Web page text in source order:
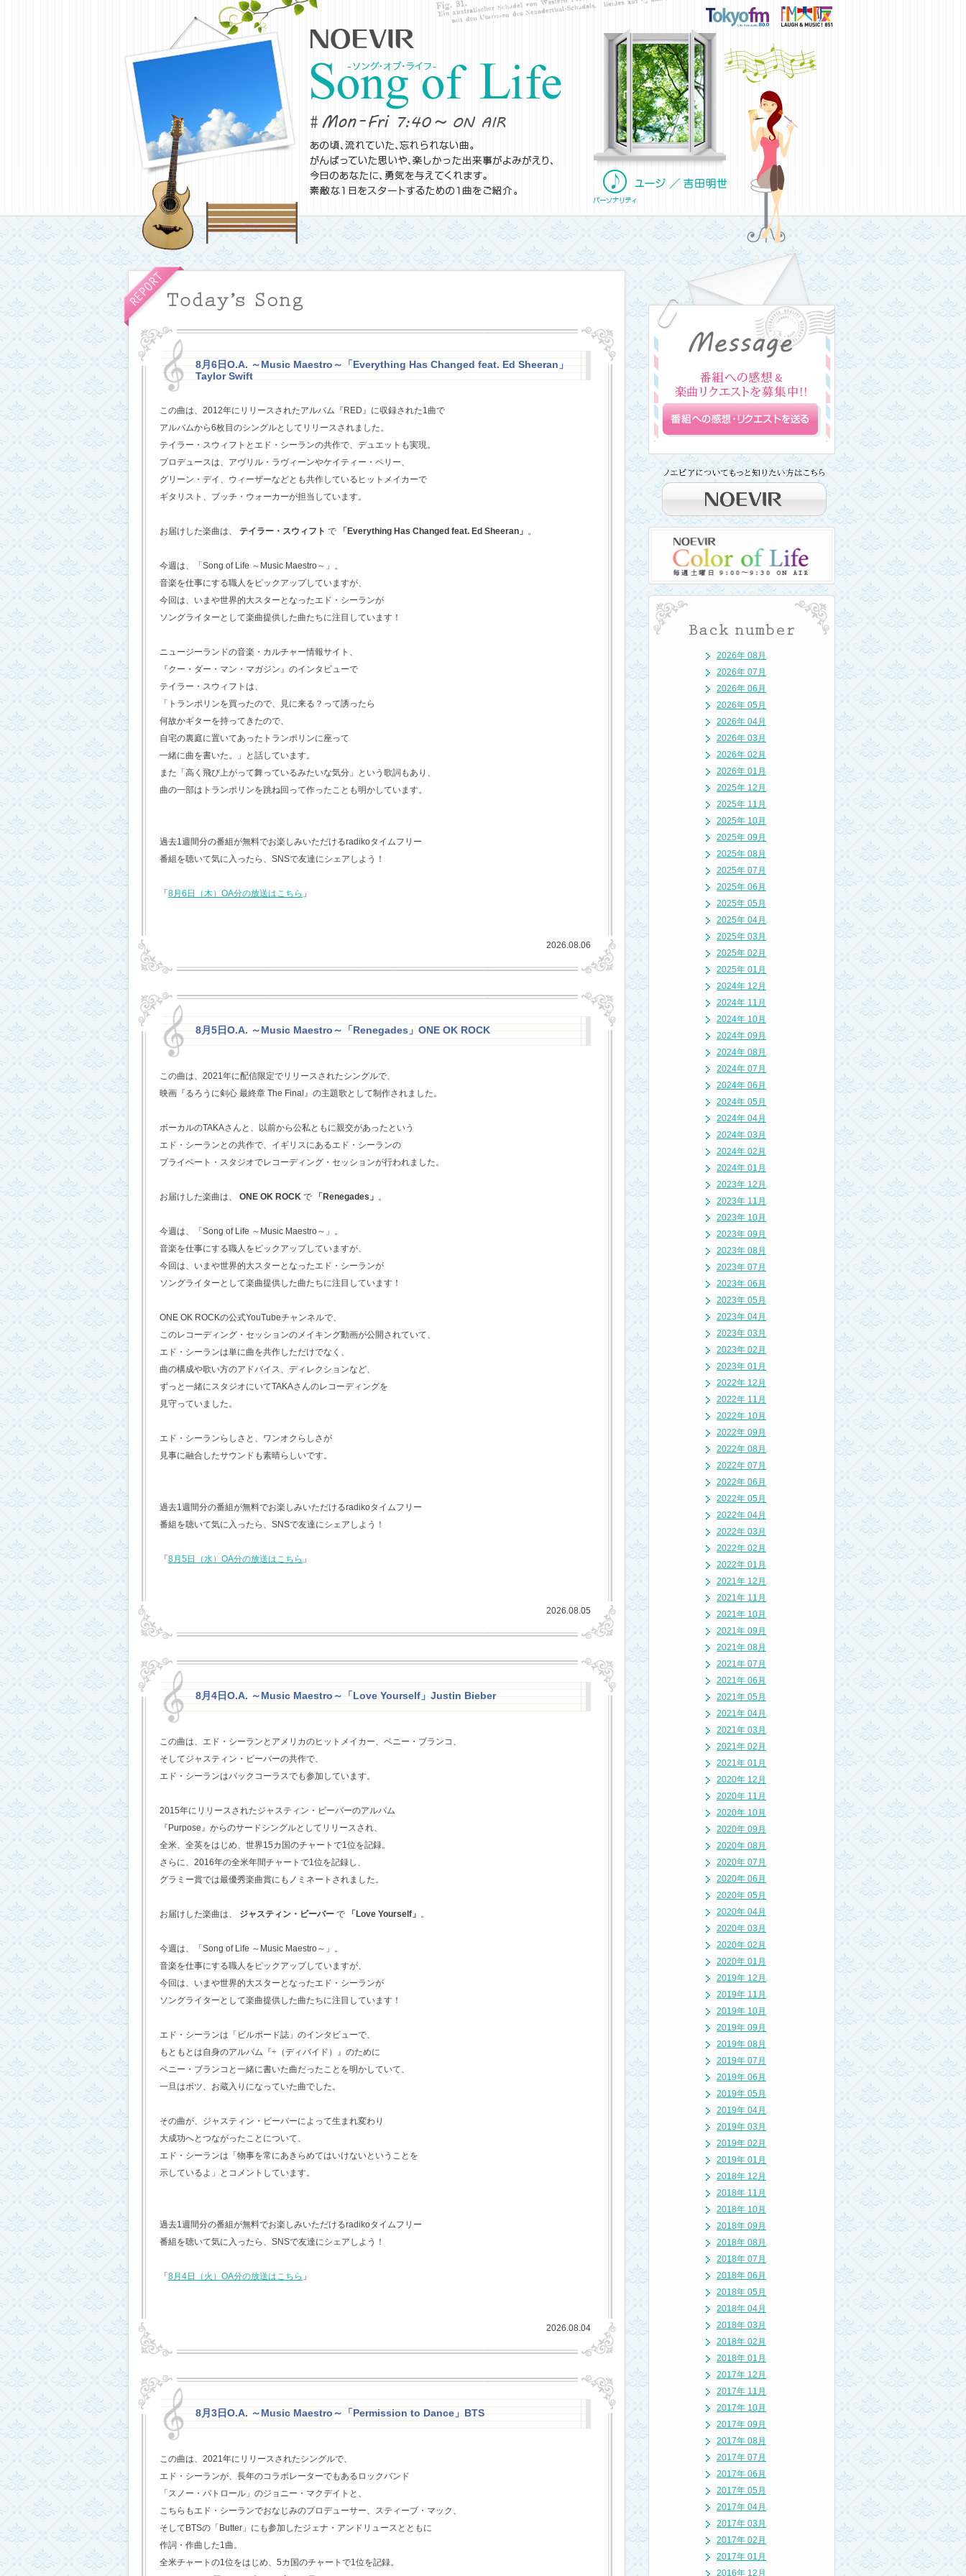
8月6日O.A. ～Music Maestro～「Everything Has Changed feat. Ed Sheeran」
Taylor Swift
この曲は、2012年にリリースされたアルバム『RED』に収録された1曲で
アルバムから6枚目のシングルとしてリリースされました。
テイラー・スウィフトとエド・シーランの共作で、デュエットも実現。
プロデュースは、アヴリル・ラヴィーンやケイティー・ペリー、
グリーン・デイ、ウィーザーなどとも共作しているヒットメイカーで
ギタリスト、ブッチ・ウォーカーが担当しています。
お届けした楽曲は、 テイラー・スウィフト で 「Everything Has Changed feat. Ed Sheeran」 。
今週は、「Song of Life ～Music Maestro～」。
音楽を仕事にする職人をピックアップしていますが、
今回は、いまや世界的大スターとなったエド・シーランが
ソングライターとして楽曲提供した曲たちに注目しています！
ニュージーランドの音楽・カルチャー情報サイト、
『クー・ダー・マン・マガジン』のインタビューで
テイラー・スウィフトは、
「トランポリンを買ったので、見に来る？って誘ったら
何故かギターを持ってきたので、
自宅の裏庭に置いてあったトランポリンに座って
一緒に曲を書いた。」と話しています。
また「高く飛び上がって舞っているみたいな気分」という歌詞もあり、
曲の一部はトランポリンを跳ね回って作ったことも明かしています。
過去1週間分の番組が無料でお楽しみいただけるradikoタイムフリー
番組を聴いて気に入ったら、SNSで友達にシェアしよう！
「 8月6日（木）OA分の放送はこちら 」
2026.08.06
8月5日O.A. ～Music Maestro～「Renegades」ONE OK ROCK
この曲は、2021年に配信限定でリリースされたシングルで、
映画『るろうに剣心 最終章 The Final』の主題歌として制作されました。
ボーカルのTAKAさんと、以前から公私ともに親交があったという
エド・シーランとの共作で、イギリスにあるエド・シーランの
プライベート・スタジオでレコーディング・セッションが行われました。
お届けした楽曲は、 ONE OK ROCK で 「Renegades」 。
今週は、「Song of Life ～Music Maestro～」。
音楽を仕事にする職人をピックアップしていますが、
今回は、いまや世界的大スターとなったエド・シーランが
ソングライターとして楽曲提供した曲たちに注目しています！
ONE OK ROCKの公式YouTubeチャンネルで、
このレコーディング・セッションのメイキング動画が公開されていて、
エド・シーランは単に曲を共作しただけでなく、
曲の構成や歌い方のアドバイス、ディレクションなど、
ずっと一緒にスタジオにいてTAKAさんのレコーディングを
見守っていました。
エド・シーランらしさと、ワンオクらしさが
見事に融合したサウンドも素晴らしいです。
過去1週間分の番組が無料でお楽しみいただけるradikoタイムフリー
番組を聴いて気に入ったら、SNSで友達にシェアしよう！
「 8月5日（水）OA分の放送はこちら 」
2026.08.05
8月4日O.A. ～Music Maestro～「Love Yourself」Justin Bieber
この曲は、エド・シーランとアメリカのヒットメイカー、ベニー・ブランコ、
そしてジャスティン・ビーバーの共作で、
エド・シーランはバックコーラスでも参加しています。
2015年にリリースされたジャスティン・ビーバーのアルバム
『Purpose』からのサードシングルとしてリリースされ、
全米、全英をはじめ、世界15カ国のチャートで1位を記録。
さらに、2016年の全米年間チャートで1位を記録し、
グラミー賞では最優秀楽曲賞にもノミネートされました。
お届けした楽曲は、 ジャスティン・ビーバー で 「Love Yourself」 。
今週は、「Song of Life ～Music Maestro～」。
音楽を仕事にする職人をピックアップしていますが、
今回は、いまや世界的大スターとなったエド・シーランが
ソングライターとして楽曲提供した曲たちに注目しています！
エド・シーランは「ビルボード誌」のインタビューで、
もともとは自身のアルバム『÷（ディバイド）』のために
ベニー・ブランコと一緒に書いた曲だったことを明かしていて、
一旦はボツ、お蔵入りになっていた曲でした。
その曲が、ジャスティン・ビーバーによって生まれ変わり
大成功へとつながったことについて、
エド・シーランは「物事を常にあきらめてはいけないということを
示しているよ」とコメントしています。
過去1週間分の番組が無料でお楽しみいただけるradikoタイムフリー
番組を聴いて気に入ったら、SNSで友達にシェアしよう！
「 8月4日（火）OA分の放送はこちら 」
2026.08.04
8月3日O.A. ～Music Maestro～「Permission to Dance」BTS
この曲は、2021年にリリースされたシングルで、
エド・シーランが、長年のコラボレーターでもあるロックバンド
「スノー・パトロール」のジョニー・マクデイトと、
こちらもエド・シーランでおなじみのプロデューサー、スティーブ・マック、
そしてBTSの「Butter」にも参加したジェナ・アンドリュースとともに
作詞・作曲した1曲。
全米チャートの1位をはじめ、5カ国のチャートで1位を記録。
2026年 08月
2026年 07月
2026年 06月
2026年 05月
2026年 04月
2026年 03月
2026年 02月
2026年 01月
2025年 12月
2025年 11月
2025年 10月
2025年 09月
2025年 08月
2025年 07月
2025年 06月
2025年 05月
2025年 04月
2025年 03月
2025年 02月
2025年 01月
2024年 12月
2024年 11月
2024年 10月
2024年 09月
2024年 08月
2024年 07月
2024年 06月
2024年 05月
2024年 04月
2024年 03月
2024年 02月
2024年 01月
2023年 12月
2023年 11月
2023年 10月
2023年 09月
2023年 08月
2023年 07月
2023年 06月
2023年 05月
2023年 04月
2023年 03月
2023年 02月
2023年 01月
2022年 12月
2022年 11月
2022年 10月
2022年 09月
2022年 08月
2022年 07月
2022年 06月
2022年 05月
2022年 04月
2022年 03月
2022年 02月
2022年 01月
2021年 12月
2021年 11月
2021年 10月
2021年 09月
2021年 08月
2021年 07月
2021年 06月
2021年 05月
2021年 04月
2021年 03月
2021年 02月
2021年 01月
2020年 12月
2020年 11月
2020年 10月
2020年 09月
2020年 08月
2020年 07月
2020年 06月
2020年 05月
2020年 04月
2020年 03月
2020年 02月
2020年 01月
2019年 12月
2019年 11月
2019年 10月
2019年 09月
2019年 08月
2019年 07月
2019年 06月
2019年 05月
2019年 04月
2019年 03月
2019年 02月
2019年 01月
2018年 12月
2018年 11月
2018年 10月
2018年 09月
2018年 08月
2018年 07月
2018年 06月
2018年 05月
2018年 04月
2018年 03月
2018年 02月
2018年 01月
2017年 12月
2017年 11月
2017年 10月
2017年 09月
2017年 08月
2017年 07月
2017年 06月
2017年 05月
2017年 04月
2017年 03月
2017年 02月
2017年 01月
2016年 12月